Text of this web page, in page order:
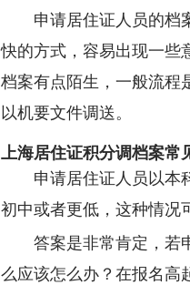
申请居住证人员的档
快的方式，容易出现一些
档案有点陌生，一般流程
以机要文件调送。
上海居住证积分调档案常
申请居住证人员以本
初中或者更低，这种情况
答案是非常肯定，若
么应该怎么办？在报名高